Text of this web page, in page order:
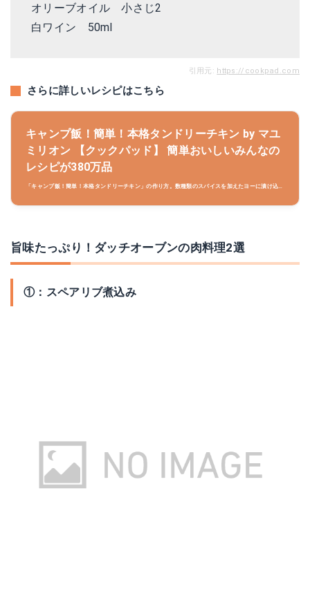
オリーブオイル 小さじ2
白ワイン 50ml
引用元: https://cookpad.com
さらに詳しいレシピはこちら
キャンプ飯！簡単！本格タンドリーチキン by マユ
ミリオン 【クックパッド】 簡単おいしいみんなの
レシピが380万品
「キャンプ飯！簡単！本格タンドリーチキン」の作り方。数種類のスパイスを加えたヨーに漬け込ん
旨味たっぷり！ダッチオーブンの肉料理2選
①：スペアリブ煮込み